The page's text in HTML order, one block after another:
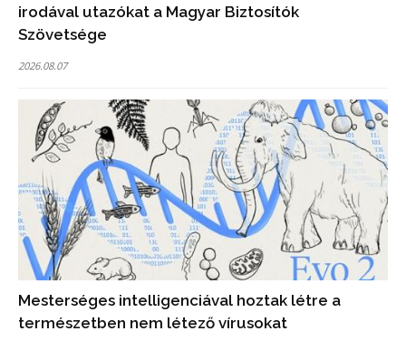
irodával utazókat a Magyar Biztosítók
Szövetsége
2026.08.07
Mesterséges intelligenciával hoztak létre a
természetben nem létező vírusokat